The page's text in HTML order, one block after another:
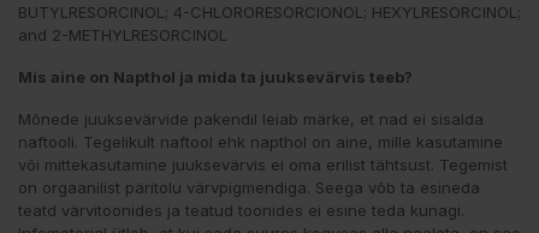
BUTYLRESORCINOL; 4-CHLORORESORCIONOL; HEXYLRESORCINOL;
and 2-METHYLRESORCINOL
Mis aine on Napthol ja mida ta juuksevärvis teeb?
Mõnede juuksevärvide pakendil leiab märke, et nad ei sisalda
naftooli. Tegelikult naftool ehk napthol on aine, mille kasutamine
või mittekasutamine juuksevärvis ei oma erilist tähtsust. Tegemist
on orgaanilist päritolu värvpigmendiga. Seega võb ta esineda
teatd värvitoonides ja teatud toonides ei esine teda kunagi.